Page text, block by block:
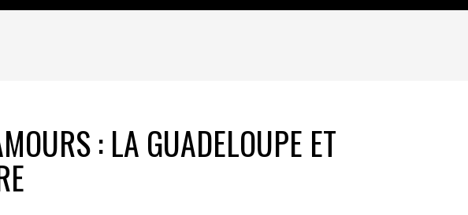
: LA GUADELOUPE ET